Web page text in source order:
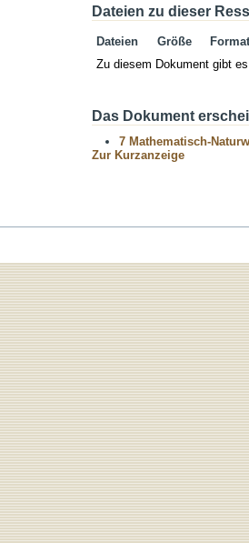
Dateien zu dieser
Dateien Größe
Format
Zu diesem Dokument gibt
Das Dokument
7 Mathematisch-
Zur Kurzanzeige